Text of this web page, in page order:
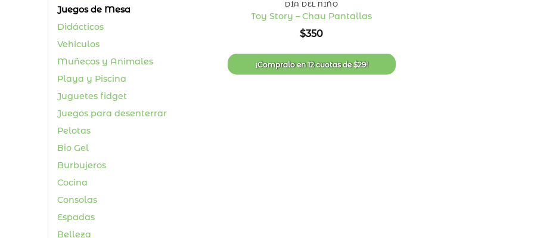
Juegos de Mesa
Didácticos
Vehículos
Muñecos y Animales
Playa y Piscina
Juguetes fidget
Juegos para desenterrar
Pelotas
Bio Gel
Burbujeros
Cocina
Consolas
Espadas
Belleza
de
deseos
DÍA DEL NIÑO
Toy Story – Chau Pantallas
$350
¡Compralo en12 cuotasde$29!